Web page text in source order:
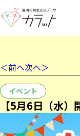
＜前へ次へ＞
イベント
【5月6日（水